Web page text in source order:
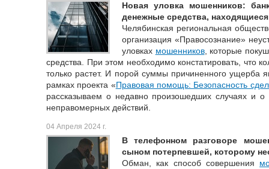
Новая уловка мошенников:
денежные средства,
Челябинская региональная
организация «Правосознание»
уловках мошенников, которые
средства. При этом необходимо констатировать, что
только растет. И порой суммы причиненного ущерба
рамках проекта «Правовая помощь: Безопасность
рассказываем о недавно произошедших случаях и о
неправомерных действий.
04 Апреля 2024 г.
В телефонном разговоре
сыном потерпевшей, которому
Обман, как способ совершения